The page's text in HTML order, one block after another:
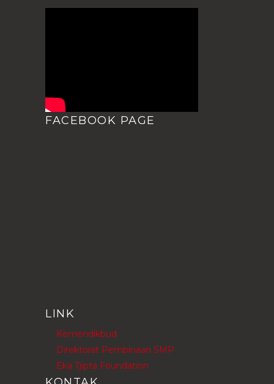
FACEBOOK PAGE
LINK
Kemendikbud
Direktorat Pembinaan SMP
Eka Tjipta Foundation